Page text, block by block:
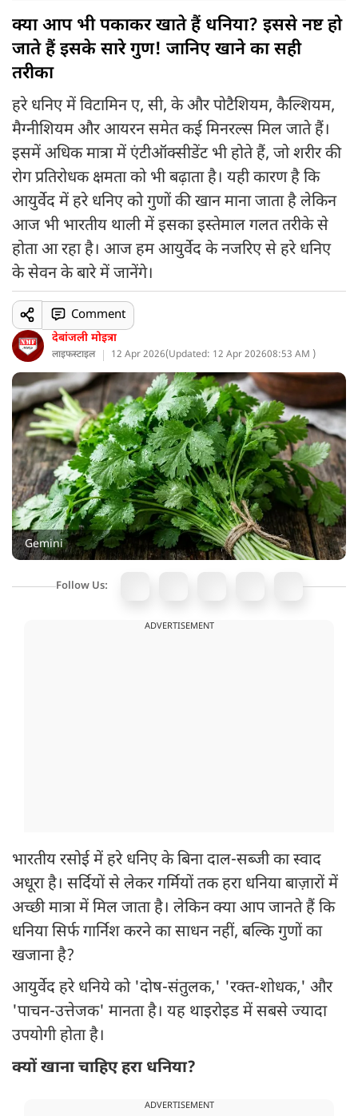
क्या आप भी पकाकर खाते हैं धनिया? इससे नष्ट हो
जाते हैं इसके सारे गुण! जानिए खाने का सही
तरीका
हरे धनिए में विटामिन ए, सी, के और पोटैशियम, कैल्शियम,
मैग्नीशियम और आयरन समेत कई मिनरल्स मिल जाते हैं।
इसमें अधिक मात्रा में एंटीऑक्सीडेंट भी होते हैं, जो शरीर की
रोग प्रतिरोधक क्षमता को भी बढ़ाता है। यही कारण है कि
आयुर्वेद में हरे धनिए को गुणों की खान माना जाता है लेकिन
आज भी भारतीय थाली में इसका इस्तेमाल गलत तरीके से
होता आ रहा है। आज हम आयुर्वेद के नजरिए से हरे धनिए
के सेवन के बारे में जानेंगे।
देबांजली मोइत्रा
लाइफस्टाइल 12 Apr 2026(Updated: 12 Apr 202608:53 AM )
Comment
Gemini
Follow Us:
ADVERTISEMENT
भारतीय रसोई में हरे धनिए के बिना दाल-सब्जी का स्वाद
अधूरा है। सर्दियों से लेकर गर्मियों तक हरा धनिया बाज़ारों में
अच्छी मात्रा में मिल जाता है। लेकिन क्या आप जानते हैं कि
धनिया सिर्फ गार्निश करने का साधन नहीं, बल्कि गुणों का
खजाना है?
आयुर्वेद हरे धनिये को 'दोष-संतुलक,' 'रक्त-शोधक,' और
'पाचन-उत्तेजक' मानता है। यह थाइरोइड में सबसे ज्यादा
उपयोगी होता है।
क्यों खाना चाहिए हरा धनिया?
ADVERTISEMENT